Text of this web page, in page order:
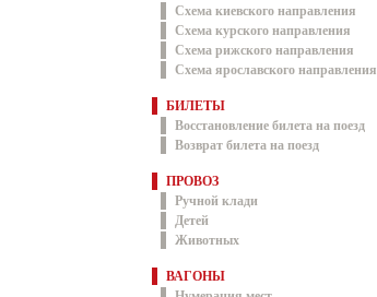
Схема киевского направления
Схема курского направления
Схема рижского направления
Схема ярославского направления
БИЛЕТЫ
Восстановление билета на поезд
Возврат билета на поезд
ПРОВОЗ
Ручной клади
Детей
Животных
ВАГОНЫ